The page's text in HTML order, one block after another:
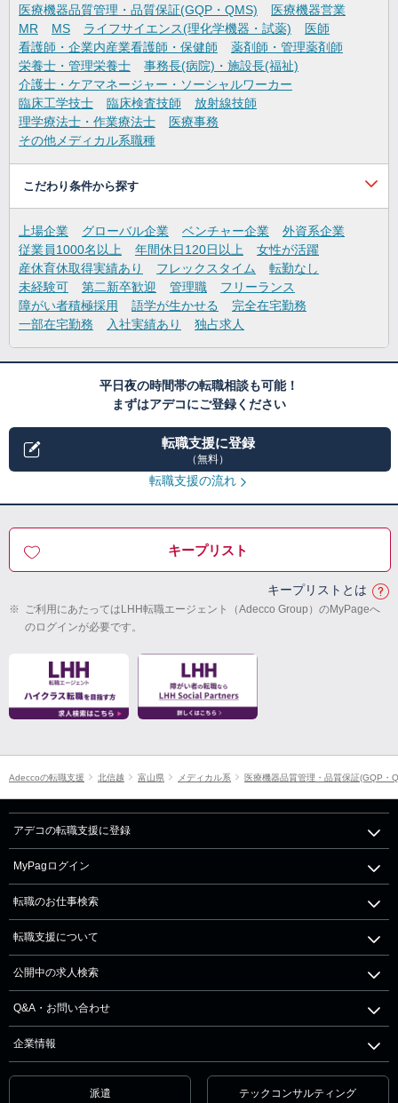
医療機器品質管理・品質保証(GQP・QMS)
医療機器営業
MR
MS ライフサイエンス(理化学機器・試薬)
医師
看護師・企業内産業看護師・保健師
薬剤師・管理薬剤師
栄養士・管理栄養士
事務長(病院)・施設長(福祉)
介護士・ケアマネージャー・ソーシャルワーカー
臨床工学技士
臨床検査技師
放射線技師
理学療法士・作業療法士
医療事務
その他メディカル系職種
こだわり条件から探す
上場企業 グローバル企業 ベンチャー企業
外資系企業
従業員1000名以上
年間休日120日以上
女性が活躍
産休育休取得実績あり
フレックスタイム
転勤なし
未経験可
第二新卒歓迎 管理職
フリーランス
障がい者積極採用
語学が生かせる
完全在宅勤務
一部在宅勤務
入社実績あり 独占求人
平日夜の時間帯の転職相談も可能！
まずはアデコにご登録ください
転職支援に登録
（無料）
転職支援の流れ
キープリスト
キープリストとは
※ ご利用にあたってはLHH転職エージェント（Adecco Group）のMyPageへ
のログインが必要です。
Adeccoの転職支援 北信越 富山県 メディカル系 医療機器品質管理・品質保証(GQP・
アデコの転職支援に登録
MyPagログイン
転職のお仕事検索
転職支援について
公開中の求人検索
Q&A・お問い合わせ
企業情報
派遣 テックコンサルティング